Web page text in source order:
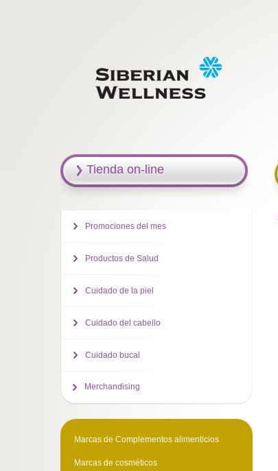
Tienda on-line
Promociones del mes
Productos de Salud
Cuidado de la piel
Cuidado del cabello
Cuidado bucal
Merchandising
Marcas de Complementos alimenticios
Marcas de cosméticos